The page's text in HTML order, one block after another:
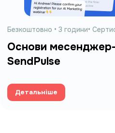
Безкоштовно • 3 години•
Основи
SendPulse
Детальніше